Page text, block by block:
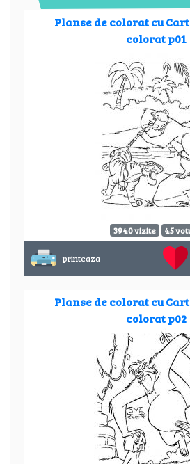
Planse de colorat cu
colorat p01
3940 vizite 45
printeaza
Planse de colorat cu
colorat p02